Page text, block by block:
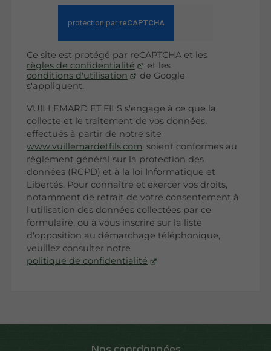
Ce site est protégé par reCAPTCHA et les
règles de confidentialité
et les
conditions d'utilisation
de Google
s'appliquent.
VUILLEMARD ET FILS s'engage à ce que la
collecte et le traitement de vos données,
effectués à partir de notre site
www.vuillemardetfils.com, soient conformes au
règlement général sur la protection des
données (RGPD) et à la loi Informatique et
Libertés. Pour connaître et exercer vos droits,
notamment de retrait de votre consentement à
l'utilisation des données collectées par ce
formulaire, ou à vous inscrire sur la liste
d'opposition au démarchage téléphonique,
veuillez consulter notre
politique de confidentialité